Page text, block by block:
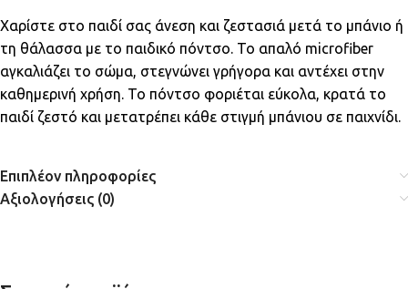
Χαρίστε στο παιδί σας άνεση και ζεστασιά μετά το μπάνιο ή
τη θάλασσα με το παιδικό πόντσο. Το απαλό microfiber
αγκαλιάζει το σώμα, στεγνώνει γρήγορα και αντέχει στην
καθημερινή χρήση. Το πόντσο φοριέται εύκολα, κρατά το
παιδί ζεστό και μετατρέπει κάθε στιγμή μπάνιου σε παιχνίδι.
Επιπλέον πληροφορίες
Αξιολογήσεις (0)